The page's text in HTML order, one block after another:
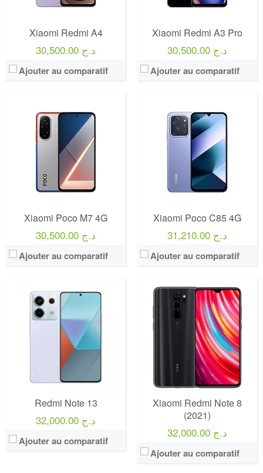
Xiaomi Redmi A4
30,500.00 د.ج
Ajouter au comparatif
Xiaomi Redmi A3 Pro
30,500.00 د.ج
Ajouter au comparatif
Xiaomi Poco M7 4G
30,500.00 د.ج
Ajouter au comparatif
Xiaomi Poco C85 4G
31,210.00 د.ج
Ajouter au comparatif
Redmi Note 13
32,000.00 د.ج
Ajouter au comparatif
Xiaomi Redmi Note 8
(2021)
32,000.00 د.ج
Ajouter au comparatif